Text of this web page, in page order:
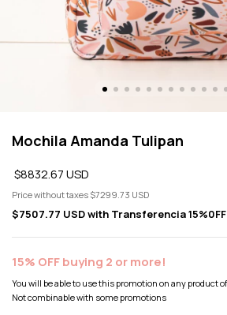
Mochila Amanda Tulipan
$8832.67 USD
Price without taxes $7299.73 USD
$7507.77 USDwith Transferencia 15%0FF
15% OFF buying 2 or more!
You will be able to use this promotion on any product
Not combinable with some promotions